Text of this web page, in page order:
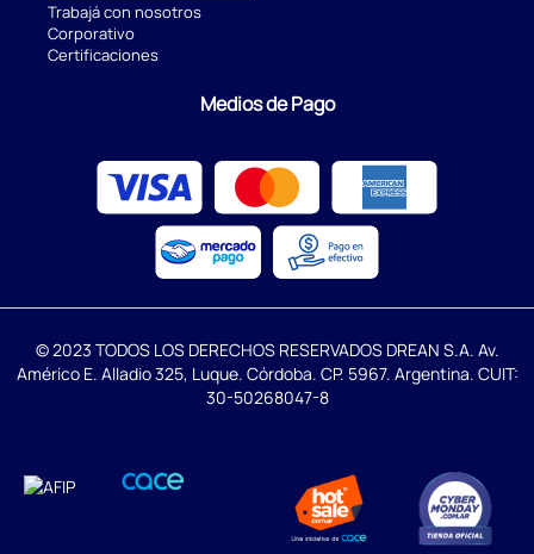
Trabajá con nosotros
Corporativo
Certificaciones
Medios de Pago
© 2023 TODOS LOS DERECHOS RESERVADOS DREAN S.A. Av.
Américo E. Alladio 325, Luque. Córdoba. CP. 5967. Argentina. CUIT:
30-50268047-8